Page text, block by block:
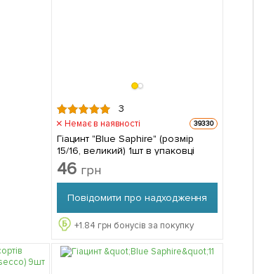
3
Немає в наявності 39330
Гіацинт "Blue Saphire" (розмір
15/16, великий) 1шт в упаковці
46 грн
Повідомити про надходження
+1.84 грн бонусів за покупку